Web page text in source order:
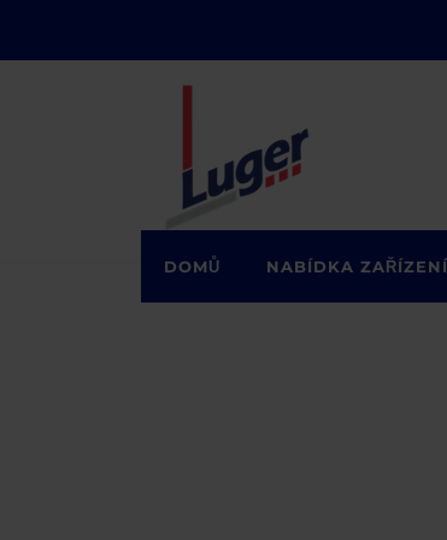
DOMŮ NABÍDKA ZAŘÍZENÍ